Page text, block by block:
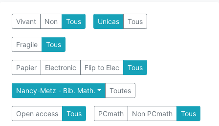
Vivant Non Tous Unicas Tous
Fragile Tous
Papier Electronic Flip to Elec Tous
Nancy-Metz - Bib. Math. Toutes
Open access Tous PCmath Non PCmath Tous